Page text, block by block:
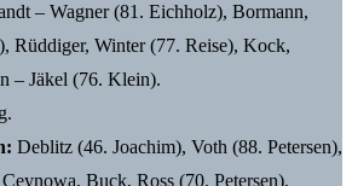
– Wagner (81. Eichholz), Bormann,
Rüddiger, Winter (77. Reise), Kock,
– Jäkel (76. Klein).
Deblitz (46. Joachim), Voth (88. Petersen),
Buck, Ross (70. Petersen),